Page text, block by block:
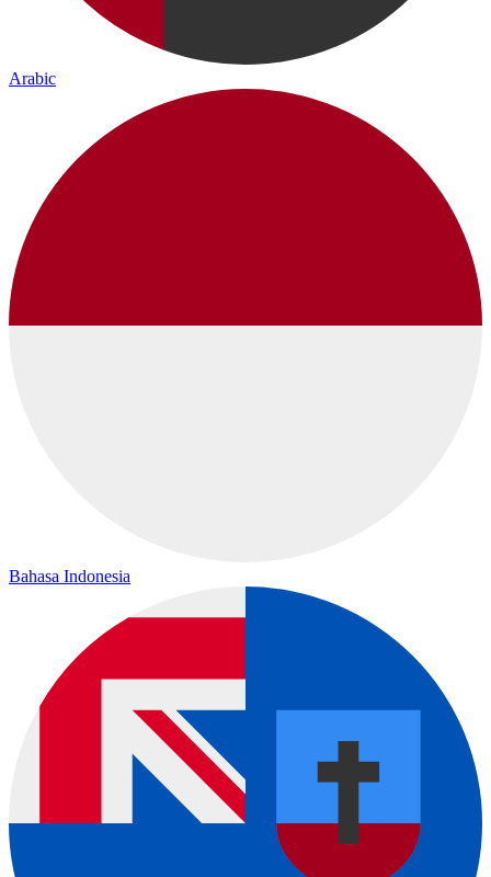
Arabic
Bahasa Indonesia